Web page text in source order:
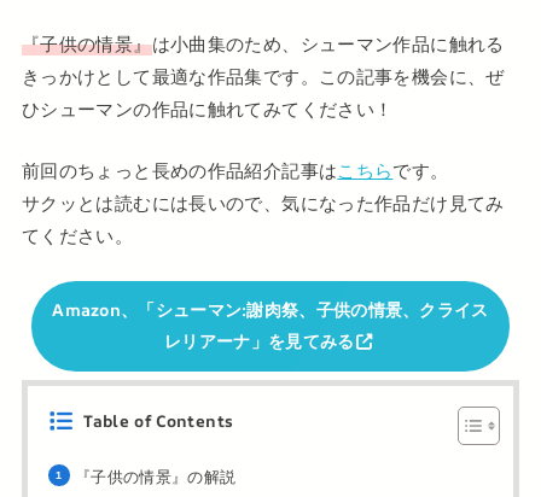
『子供の情景』は小曲集のため、シューマン作品に触れる
きっかけとして最適な作品集です。この記事を機会に、ぜ
ひシューマンの作品に触れてみてください！
前回のちょっと長めの作品紹介記事はこちらです。
サクッとは読むには長いので、気になった作品だけ見てみ
てください。
Amazon、「シューマン:謝肉祭、子供の情景、クライス
レリアーナ」を見てみる
Table of Contents
『子供の情景』の解説